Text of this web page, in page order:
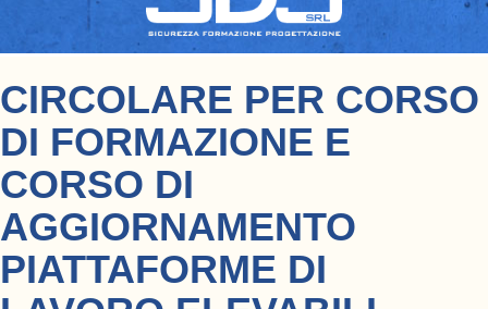
CIRCOLARE PER CORSO
DI FORMAZIONE E
CORSO DI
AGGIORNAMENTO
PIATTAFORME DI